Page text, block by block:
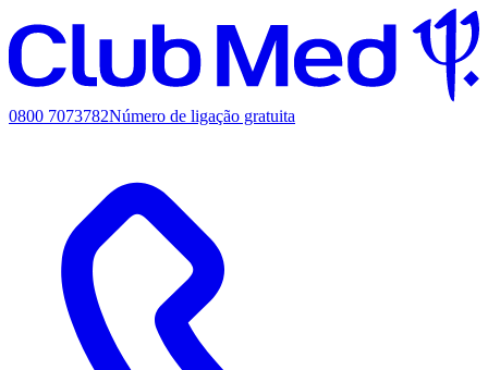
0800 7073782Número de ligação gratuita